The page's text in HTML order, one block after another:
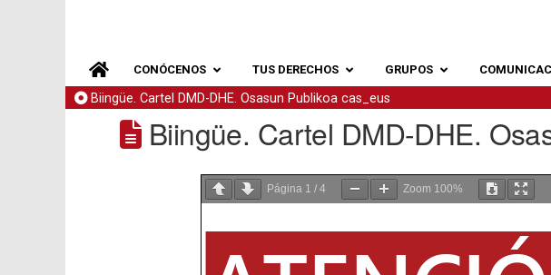
CONÓCENOS TUS DERECHOS GRUPOS
Biingüe. Cartel DMD-DHE. Osasun Publikoa cas_eus
Biingüe. Cartel DMD-DHE.
Página 1 / 4 Zoom 100%